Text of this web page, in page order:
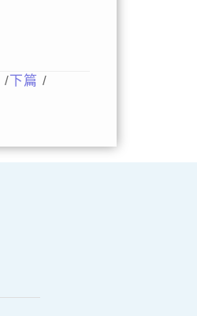
/ 下篇 /